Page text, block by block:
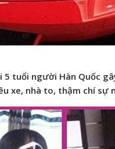
5 tuổi người Hàn Quốc
xe, nhà to, thậm chí